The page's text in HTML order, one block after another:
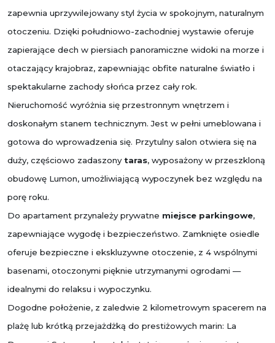
zapewnia uprzywilejowany styl życia w spokojnym, naturalnym
otoczeniu. Dzięki południowo-zachodniej wystawie oferuje
zapierające dech w piersiach panoramiczne widoki na morze i
otaczający krajobraz, zapewniając obfite naturalne światło i
spektakularne zachody słońca przez cały rok.
Nieruchomość wyróżnia się przestronnym wnętrzem i
doskonałym stanem technicznym. Jest w pełni umeblowana i
gotowa do wprowadzenia się. Przytulny salon otwiera się na
duży, częściowo zadaszonytaras, wyposażony w przeszkloną
obudowę Lumon, umożliwiającą wypoczynek bez względu na
porę roku.
Do apartament przynależy prywatne miejsce parkingowe,
zapewniające wygodę i bezpieczeństwo. Zamknięte osiedle
oferuje bezpieczne i ekskluzywne otoczenie, z 4 wspólnymi
basenami, otoczonymi pięknie utrzymanymi ogrodami —
idealnymi do relaksu i wypoczynku.
Dogodne położenie, z zaledwie 2 kilometrowym spacerem na
plażę lub krótką przejażdżką do prestiżowych marin: La